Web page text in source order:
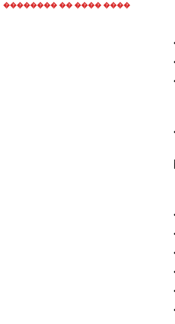
�������� �� ���� ����